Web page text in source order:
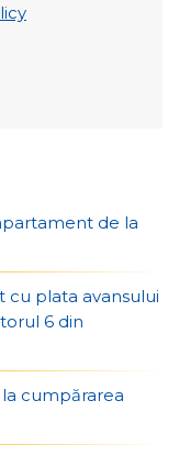
de la
plata avansului
6 din
cumpărarea